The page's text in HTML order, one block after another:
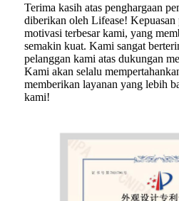
Terima kasih atas penghargaan
diberikan oleh Lifease! Kepuasan
motivasi terbesar kami, yang
semakin kuat. Kami sangat
pelanggan kami atas dukungan
Kami akan selalu
memberikan layanan yang lebih
kami!